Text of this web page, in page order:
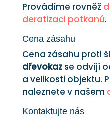
Provádíme rovněž
deratizaci potkanů.
Cena zásahu
Cena zásahu proti
dřevokazse odvíjí
a velikosti objektu.
naleznete v našem
Kontaktujte nás